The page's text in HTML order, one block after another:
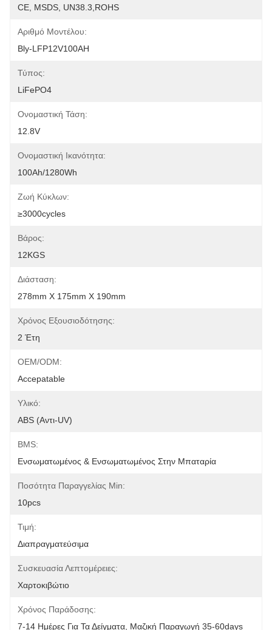
CE, MSDS, UN38.3,ROHS
Αριθμό Μοντέλου:
Bly-LFP12V100AH
Τύπος:
LiFePO4
Ονομαστική Τάση:
12.8V
Ονομαστική Ικανότητα:
100Ah/1280Wh
Ζωή Κύκλων:
≥3000cycles
Βάρος:
12KGS
Διάσταση:
278mm X 175mm X 190mm
Χρόνος Εξουσιοδότησης:
2 Έτη
OEM/ODM:
Accepatable
Υλικό:
ABS (αντι-UV)
BMS:
Ενσωματωμένος & Ενσωματωμένος Στην Μπαταρία
Ποσότητα Παραγγελίας Min:
10pcs
Τιμή:
Διαπραγματεύσιμα
Συσκευασία Λεπτομέρειες:
Χαρτοκιβώτιο
Χρόνος Παράδοσης:
7-14 Ημέρες Για Τα Δείγματα, Μαζική Παραγωγή 35-60days